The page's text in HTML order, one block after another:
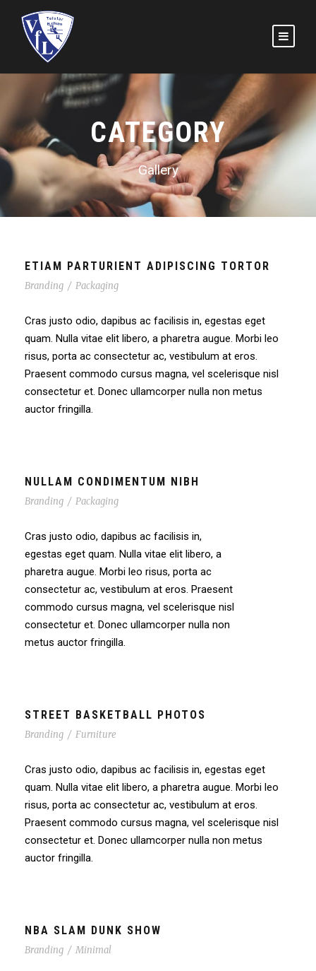
CATEGORY
Gallery
ETIAM PARTURIENT ADIPISCING TORTOR
Branding / Packaging
Cras justo odio, dapibus ac facilisis in, egestas eget
quam. Nulla vitae elit libero, a pharetra augue. Morbi leo
risus, porta ac consectetur ac, vestibulum at eros.
Praesent commodo cursus magna, vel scelerisque nisl
consectetur et. Donec ullamcorper nulla non metus
auctor fringilla.
NULLAM CONDIMENTUM NIBH
Branding / Packaging
Cras justo odio, dapibus ac facilisis in,
egestas eget quam. Nulla vitae elit libero, a
pharetra augue. Morbi leo risus, porta ac
consectetur ac, vestibulum at eros. Praesent
commodo cursus magna, vel scelerisque nisl
consectetur et. Donec ullamcorper nulla non
metus auctor fringilla.
STREET BASKETBALL PHOTOS
Branding / Furniture
Cras justo odio, dapibus ac facilisis in, egestas eget
quam. Nulla vitae elit libero, a pharetra augue. Morbi leo
risus, porta ac consectetur ac, vestibulum at eros.
Praesent commodo cursus magna, vel scelerisque nisl
consectetur et. Donec ullamcorper nulla non metus
auctor fringilla.
NBA SLAM DUNK SHOW
Branding / Minimal